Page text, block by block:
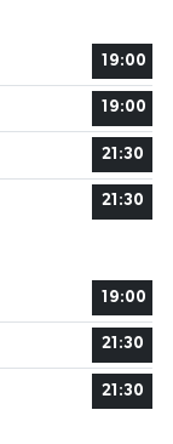
19:00
19:00
21:30
21:30
19:00
21:30
21:30